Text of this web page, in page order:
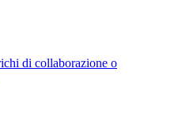
di collaborazione o